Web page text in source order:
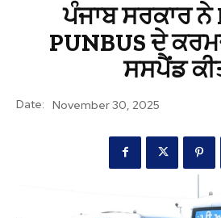
ਪੰਜਾਬ ਸਰਕਾਰ ਨੇ
PUNBUS ਦੇ
ਸਸਪੈਂਡ
Date: November 30, 2025